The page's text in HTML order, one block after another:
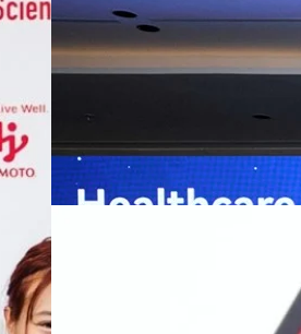
กรุงเทพฯ, 7 สิงหาคม 2569 — หัวเว่ย
Thailand Digital & AI Summit
พันธมิตรด้านเทคโนโลยีจากไทยและจี
ปัญญาประดิษฐ์ (AI) พร้อมประกาศค
ประเทศอย่างเป็นทางการ นายปีเตอ
เว่ย เทคโนโลยี่ จำกัด ได้กล่าวถึงคว
สาธารณสุขไทย และบทบาทของเทคโ
ประชาชนได้อย่างทั่วถึงมากขึ้น ภายใ
มาเปลี่ยนแปลงอุตสาหกรรมสาธารณ
หลายแห่งในจีน เราเชื่อมั่นว่าความร่
Read More
Recurring Revenue เร่ง